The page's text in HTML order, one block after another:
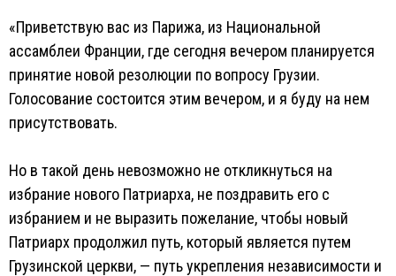
«Приветствую вас из Парижа, из Национальной
ассамблеи Франции, где сегодня вечером планируется
принятие новой резолюции по вопросу Грузии.
Голосование состоится этим вечером, и я буду на нем
присутствовать.
Но в такой день невозможно не откликнуться на
избрание нового Патриарха, не поздравить его с
избранием и не выразить пожелание, чтобы новый
Патриарх продолжил путь, который является путем
Грузинской церкви, — путь укрепления независимости и